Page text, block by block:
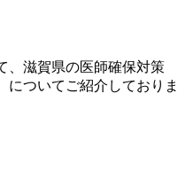
、滋賀県の医師確保対策
についてご紹介しておりま